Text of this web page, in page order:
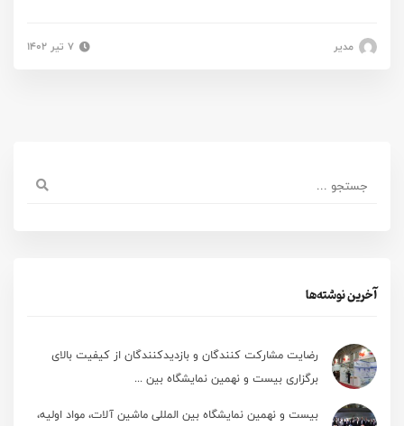
مدیر
آخرین نوشته‌ها
رضایت مشارکت کنندگان و بازدیدکنندگان از کیفیت بالای
برگزاری بیست و نهمین نمایشگاه بین ...
بیست و نهمین نمایشگاه بین المللی ماشین آلات، مواد اولیه،